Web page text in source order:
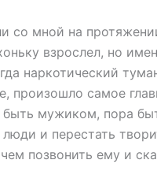
со мной на
взрослел, но
наркотический
произошло самое
мужиком, пора
и перестать
позвонить ему и